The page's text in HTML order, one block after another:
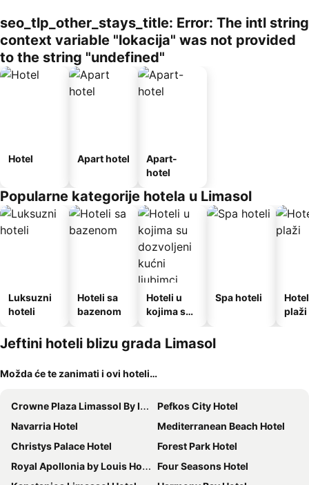
seo_tlp_other_stays_title: Error: The intl string
context variable "lokacija" was not provided
to the string "undefined"
Hotel Apart hotel
Apart-
hotel
Popularne kategorije hotela u Limasol
Luksuzni
hoteli
Hoteli sa
bazenom
Hoteli u
kojima su
kućni
ljubimci
Spa hoteli
plaži
Jeftini hoteli blizu grada Limasol
Možda će te zanimati i ovi hoteli…
Crowne Plaza Limassol By Ihg
Pefkos City Hotel
Navarria Hotel
Mediterranean Beach Hotel
Christys Palace Hotel
Forest Park Hotel
Royal Apollonia by Louis Hotels
Four Seasons Hotel